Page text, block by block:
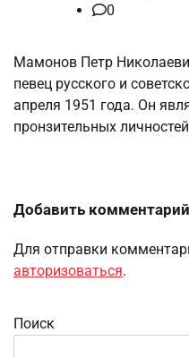
0
Мамонов Петр
певец русского и
апреля 1951 года. Он
пронзительных
Добавить комментарий
Для отправки
авторизоваться.
Поиск